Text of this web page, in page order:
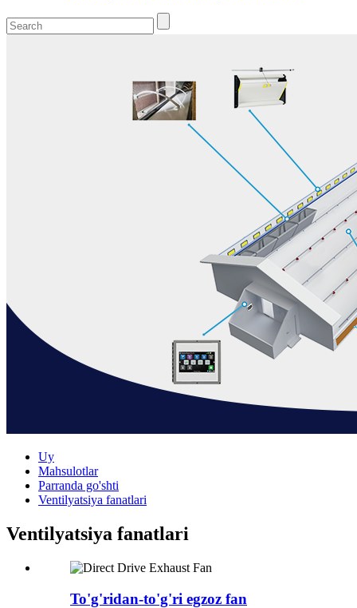
Uy
Mahsulotlar
Parranda go'shti
Ventilyatsiya fanatlari
Ventilyatsiya fanatlari
To'g'ridan-to'g'ri egzoz fan